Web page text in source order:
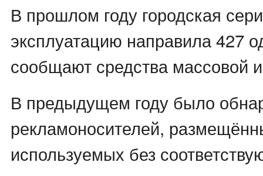
В прошлом году городская
эксплуатацию направила 427
сообщают средства массовой
В предыдущем году было
рекламоносителей,
используемых без